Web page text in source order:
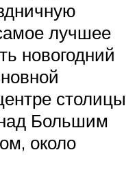
лучшее
новогодний
столицы
Большим
около